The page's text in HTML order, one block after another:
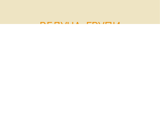
ВЕДУЧА ГРУПИ